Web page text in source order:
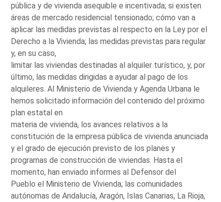
pública y de vivienda asequible e incentivada; si existen
áreas de mercado residencial tensionado; cómo van a
aplicar las medidas previstas al respecto en la Ley por el
Derecho a la Vivienda; las medidas previstas para regular
y, en su caso,
limitar las viviendas destinadas al alquiler turístico, y, por
último, las medidas dirigidas a ayudar al pago de los
alquileres. Al Ministerio de Vivienda y Agenda Urbana le
hemos solicitado información del contenido del próximo
plan estatal en
materia de vivienda, los avances relativos a la
constitución de la empresa pública de vivienda anunciada
y el grado de ejecución previsto de los planes y
programas de construcción de viviendas. Hasta el
momento, han enviado informes al Defensor del
Pueblo el Ministerio de Vivienda; las comunidades
autónomas de Andalucía, Aragón, Islas Canarias, La Rioja,